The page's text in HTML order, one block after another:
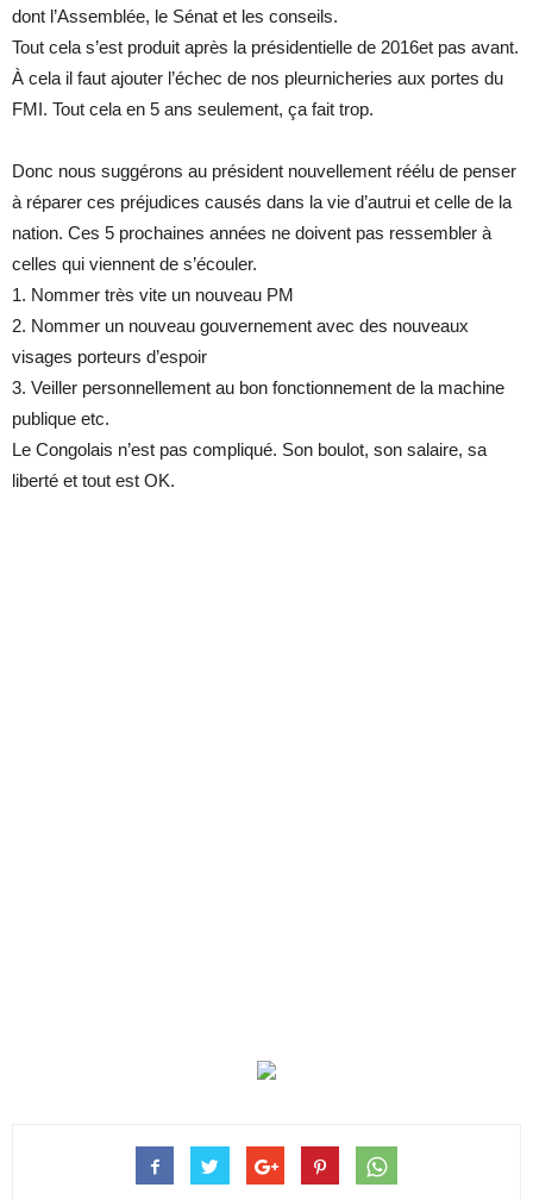
dont l’Assemblée, le Sénat et les conseils.
Tout cela s’est produit après la présidentielle de 2016et pas avant.
À cela il faut ajouter l’échec de nos pleurnicheries aux portes du
FMI. Tout cela en 5 ans seulement, ça fait trop.
Donc nous suggérons au président nouvellement réélu de penser
à réparer ces préjudices causés dans la vie d’autrui et celle de la
nation. Ces 5 prochaines années ne doivent pas ressembler à
celles qui viennent de s’écouler.
1. Nommer très vite un nouveau PM
2. Nommer un nouveau gouvernement avec des nouveaux
visages porteurs d’espoir
3. Veiller personnellement au bon fonctionnement de la machine
publique etc.
Le Congolais n’est pas compliqué. Son boulot, son salaire, sa
liberté et tout est OK.